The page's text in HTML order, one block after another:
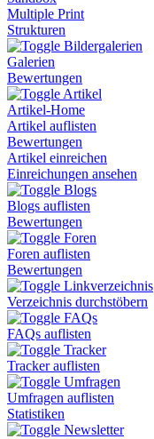
Multiple Print
Strukturen
Bildergalerien
Galerien
Bewertungen
Artikel
Artikel-Home
Artikel auflisten
Bewertungen
Artikel einreichen
Einreichungen ansehen
Blogs
Blogs auflisten
Bewertungen
Foren
Foren auflisten
Bewertungen
Linkverzeichnis
Verzeichnis durchstöbern
FAQs
FAQs auflisten
Tracker
Tracker auflisten
Umfragen
Umfragen auflisten
Statistiken
Newsletter